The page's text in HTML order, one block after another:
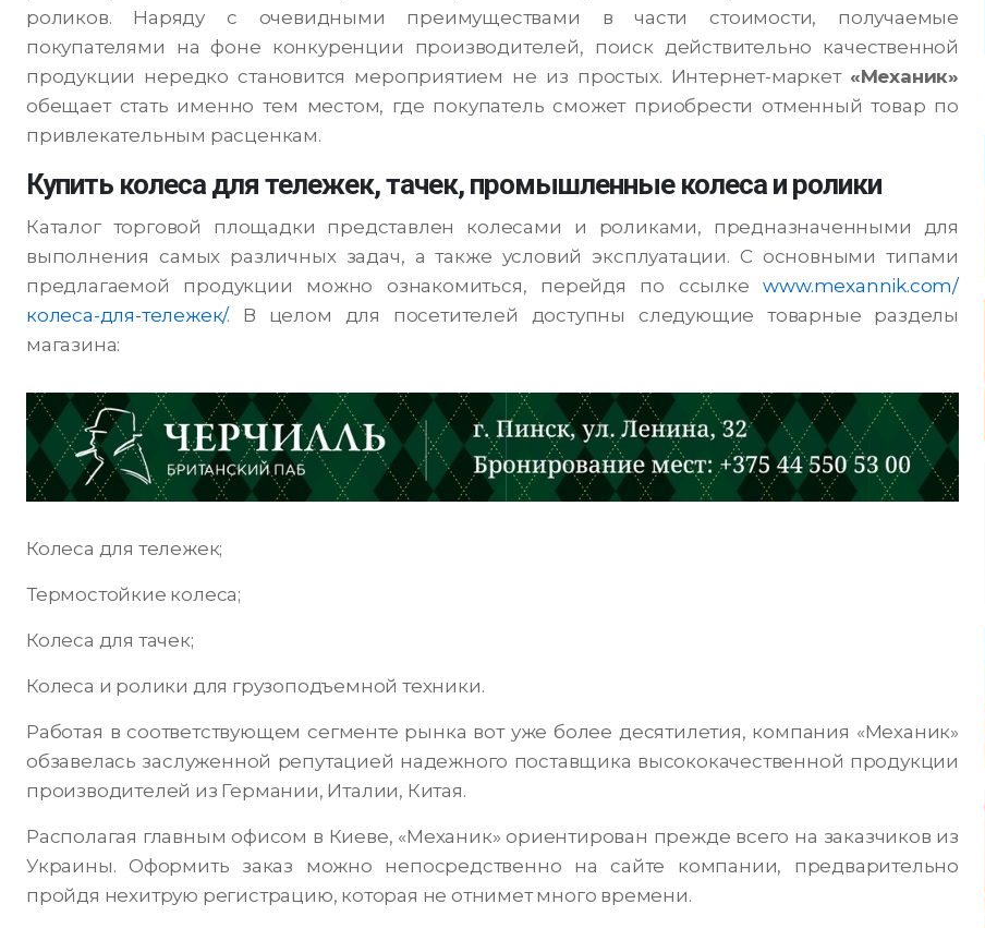
роликов. Наряду с очевидными преимуществами в части стоимости, получаемые
покупателями на фоне конкуренции производителей, поиск действительно качественной
продукции нередко становится мероприятием не из простых. Интернет-маркет «Механик»
обещает стать именно тем местом, где покупатель сможет приобрести отменный товар по
привлекательным расценкам.
Купить колеса для тележек, тачек, промышленные колеса и ролики
Каталог торговой площадки представлен колесами и роликами, предназначенными для
выполнения самых различных задач, а также условий эксплуатации. С основными типами
предлагаемой продукции можно ознакомиться, перейдя по ссылкеwww.mexannik.com/
колеса-для-тележек/. В целом для посетителей доступны следующие товарные разделы
магазина:
Колеса для тележек;
Термостойкие колеса;
Колеса для тачек;
Колеса и ролики для грузоподъемной техники.
Работая в соответствующем сегменте рынка вот уже более десятилетия, компания «Механик»
обзавелась заслуженной репутацией надежного поставщика высококачественной продукции
производителей из Германии, Италии, Китая.
Располагая главным офисом в Киеве, «Механик» ориентирован прежде всего на заказчиков из
Украины. Оформить заказ можно непосредственно на сайте компании, предварительно
пройдя нехитрую регистрацию, которая не отнимет много времени.